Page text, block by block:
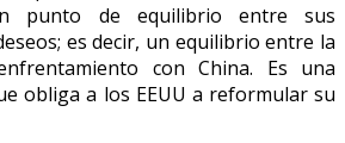
punto de equilibrio entre sus
es decir, un equilibrio entre la
con China. Es una
obliga a los EEUU a reformular su